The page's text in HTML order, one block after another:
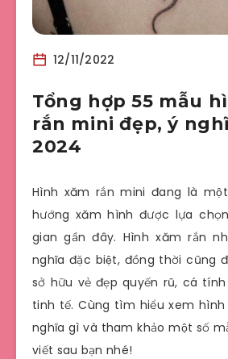
12/11/2022
Tổng hợp 55 mẫu
rắn mini đẹp, ý
2024
Hình xăm rắn mini đang là
hướng xăm hình được lựa
gian gần đây. Hình xăm rắn
nghĩa đặc biệt, đồng thời cũng
sở hữu vẻ đẹp quyến rũ, cá
tinh tế. Cùng tìm hiểu xem
nghĩa gì và tham khảo một số
viết sau bạn nhé!